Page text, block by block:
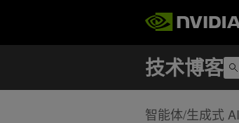
智能体/生成式 AI